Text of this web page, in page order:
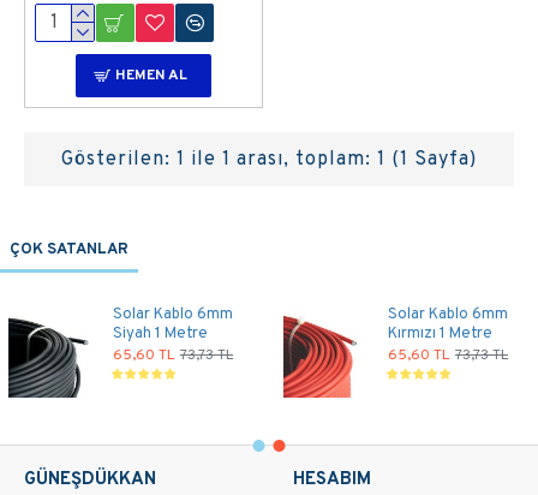
HEMEN AL
Gösterilen: 1 ile 1 arası, toplam: 1 (1 Sayfa)
ÇOK SATANLAR
Solar Kablo 6mm
Siyah 1 Metre
65,60 TL 73,73 TL
Solar Kablo 6mm
Kırmızı 1 Metre
65,60 TL 73,73 TL
GÜNEŞDÜKKAN HESABIM